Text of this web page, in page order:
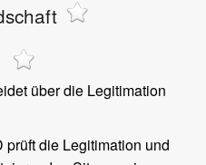
über die Legitimation
die Legitimation und